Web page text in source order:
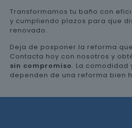
Transformamos tu baño con
y cumpliendo plazos para que
renovado.
Deja de posponer la reforma
Contacta hoy con nosotros y
sin compromiso. La comodidad
dependen de una reforma bien